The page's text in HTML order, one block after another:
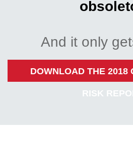
And it only
DOWNLOAD THE 2018
RISK